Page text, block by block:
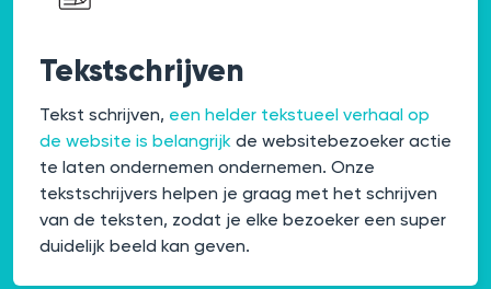
Tekstschrijven
Tekst schrijven, een helder tekstueel verhaal op
de website is belangrijk de websitebezoeker actie
te laten ondernemen ondernemen. Onze
tekstschrijvers helpen je graag met het schrijven
van de teksten, zodat je elke bezoeker een super
duidelijk beeld kan geven.